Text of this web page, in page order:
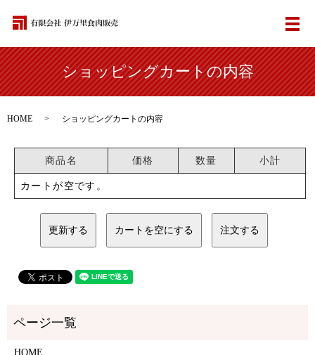
メ
ショッピングカートの内容
HOME ショッピングカートの内容
商品名 価格 数量 小計
カートが空です。
HOME